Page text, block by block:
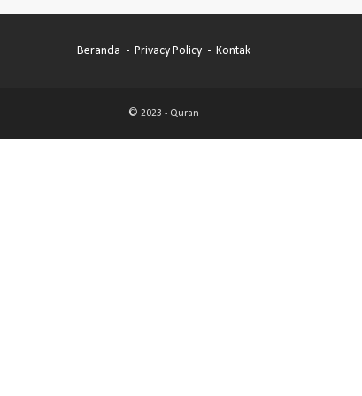
Beranda Privacy Policy Kontak
© 2023 - Quran